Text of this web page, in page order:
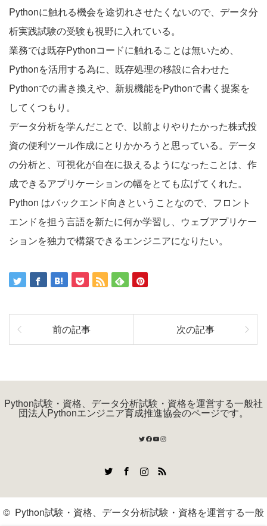
Pythonに触れる機会を途切れさせたくないので、データ分
析実践試験の受験も視野に入れている。
業務では既存Pythonコードに触れることは無いため、
Pythonを活用する為に、既存処理の移設に合わせた
Pythonでの書き換えや、新規機能をPythonで書く提案を
してくつもり。
データ分析を学んだことで、以前よりやりたかった株式投
資の便利ツール作成にとりかかろうと思っている。データ
の分析と、可視化が自在に扱えるようになったことは、作
成できるアプリケーションの幅をとても広げてくれた。
Python はバックエンド向きということなので、フロント
エンドを担う言語を新たに何か学習し、ウェブアプリケー
ションを独力で構築できるエンジニアになりたい。
前の記事 次の記事
Python試験・資格、データ分析試験・資格を運営する一般社
団法人Pythonエンジニア育成推進協会のページです。
Twitter
Facebook
YouTube
Instagram
RSS
© Python試験・資格、データ分析試験・資格を運営する一般